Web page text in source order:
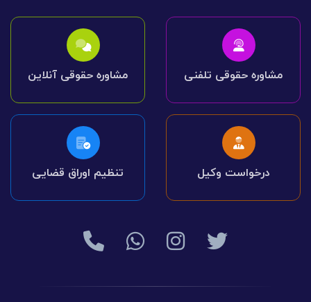
مشاوره حقوقی تلفنی مشاوره حقوقی آنلاین
درخواست وکیل تنظیم اوراق قضایی